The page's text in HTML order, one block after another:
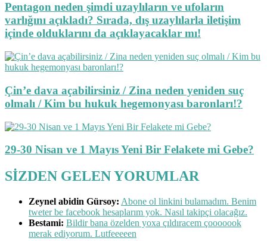
Pentagon neden şimdi uzaylıların ve ufoların
varlığını açıkladı? Sırada, dış uzaylılarla iletişim
içinde olduklarını da açıklayacaklar mı!
Çin’e dava açabilirsiniz / Zina neden yeniden suç
olmalı / Kim bu hukuk hegemonyası baronları!?
29-30 Nisan ve 1 Mayıs Yeni Bir Felakete mi Gebe?
SİZDEN GELEN YORUMLAR
Zeynel abidin Gürsoy: Abone ol linkini bulamadım. Benim
tweter be facebook hesaplarım yok. Nasıl takipçi olacağız.
Bestami: Bildir bana özelden yoxa çıldıracem çooooook
merak ediyorum. Lutfeeeeen